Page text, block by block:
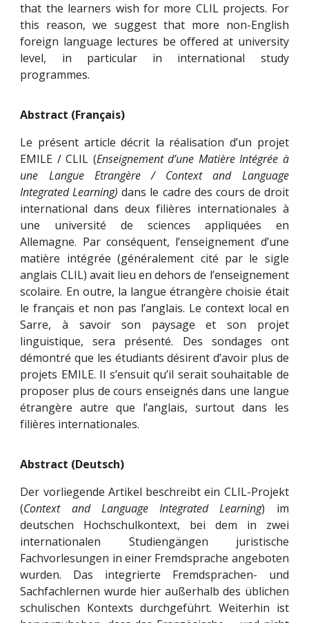
that the learners wish for more CLIL projects. For
this reason, we suggest that more non-English
foreign language lectures be offered at university
level, in particular in international study
programmes.
Abstract (Français)
Le présent article décrit la réalisation d’un projet
EMILE / CLIL (Enseignement d’une Matière Intégrée à
une Langue Etrangère / Context and Language
Integrated Learning)dans le cadre des cours de droit
international dans deux filières internationales à
une université de sciences appliquées en
Allemagne. Par conséquent, l’enseignement d’une
matière intégrée (généralement cité par le sigle
anglais CLIL) avait lieu en dehors de l’enseignement
scolaire. En outre, la langue étrangère choisie était
le français et non pas l’anglais. Le context local en
Sarre, à savoir son paysage et son projet
linguistique, sera présenté. Des sondages ont
démontré que les étudiants désirent d’avoir plus de
projets EMILE. Il s’ensuit qu’il serait souhaitable de
proposer plus de cours enseignés dans une langue
étrangère autre que l’anglais, surtout dans les
filières internationales.
Abstract (Deutsch)
Der vorliegende Artikel beschreibt ein CLIL-Projekt
(Context and Language Integrated Learning) im
deutschen Hochschulkontext, bei dem in zwei
internationalen Studiengängen juristische
Fachvorlesungen in einer Fremdsprache angeboten
wurden. Das integrierte Fremdsprachen- und
Sachfachlernen wurde hier außerhalb des üblichen
schulischen Kontexts durchgeführt. Weiterhin ist